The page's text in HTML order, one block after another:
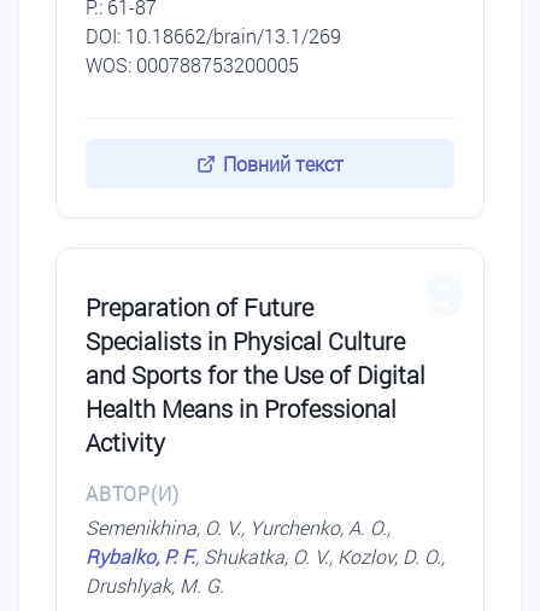
P.: 61-87
DОI: 10.18662/brain/13.1/269
WOS: 000788753200005
Повний текст
Preparation of Future
Specialists in Physical Culture
and Sports for the Use of Digital
Health Means in Professional
Activity
АВТОР(И)
Semenikhina, O. V., Yurchenko, A. O.,
Rybalko, P. F., Shukatka, O. V., Kozlov, D. O.,
Drushlyak, M. G.